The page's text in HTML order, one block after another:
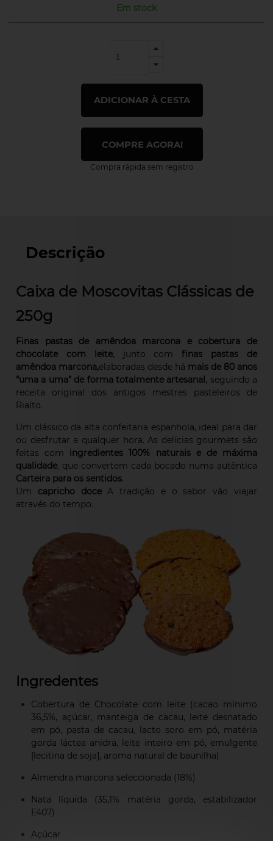
Em stock
ADICIONAR À CESTA
COMPRE AGORA!
Compra rápida sem registro
Descrição
Caixa de Moscovitas Clássicas de
250g
Finas pastas de amêndoa marcona e cobertura de
chocolate com leite, junto comfinas pastas de
amêndoa marcona,elaboradas desde há mais de 80 anos
“uma a uma” de forma totalmente artesanal , seguindo a
receita original dos antigos mestres pasteleiros de
Rialto.
Um clássico da alta confeitaria espanhola, ideal para dar
ou desfrutar a qualquer hora. As delícias gourmets são
feitas com ingredientes 100% naturais e de máxima
qualidade, que convertem cada bocado numa autêntica
Carteira para os sentidos.
Um capricho doceA tradição e o sabor vão viajar
através do tempo.
Ingredentes
Cobertura de Chocolate com leite (cacao mínimo
36,5%, açúcar, manteiga de cacau, leite desnatado
em pó, pasta de cacau, lacto soro em pó, matéria
gorda láctea anidra, leite inteiro em pó, emulgente
[lecitina de soja], aroma natural de baunilha)
Almendra marcona seleccionada (18%)
Nata líquida (35,1% matéria gorda, estabilizador
E407)
Açúcar